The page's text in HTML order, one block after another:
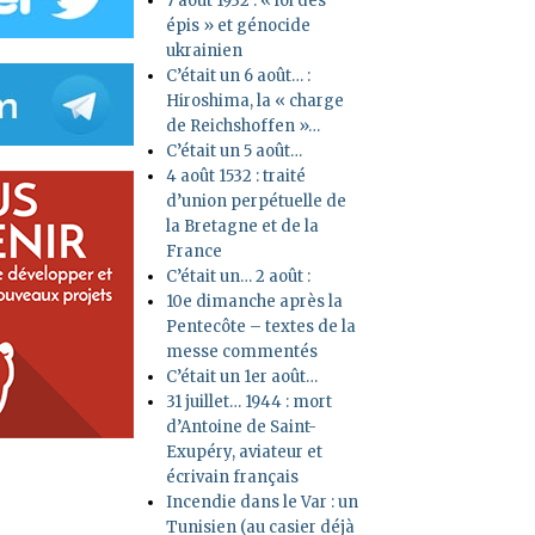
épis » et génocide
ukrainien
C’était un 6 août… :
Hiroshima, la « charge
de Reichshoffen »…
C’était un 5 août…
4 août 1532 : traité
d’union perpétuelle de
la Bretagne et de la
France
C’était un… 2 août :
10e dimanche après la
Pentecôte – textes de la
messe commentés
C’était un 1er août…
31 juillet… 1944 : mort
d’Antoine de Saint-
Exupéry, aviateur et
écrivain français
Incendie dans le Var : un
Tunisien (au casier déjà